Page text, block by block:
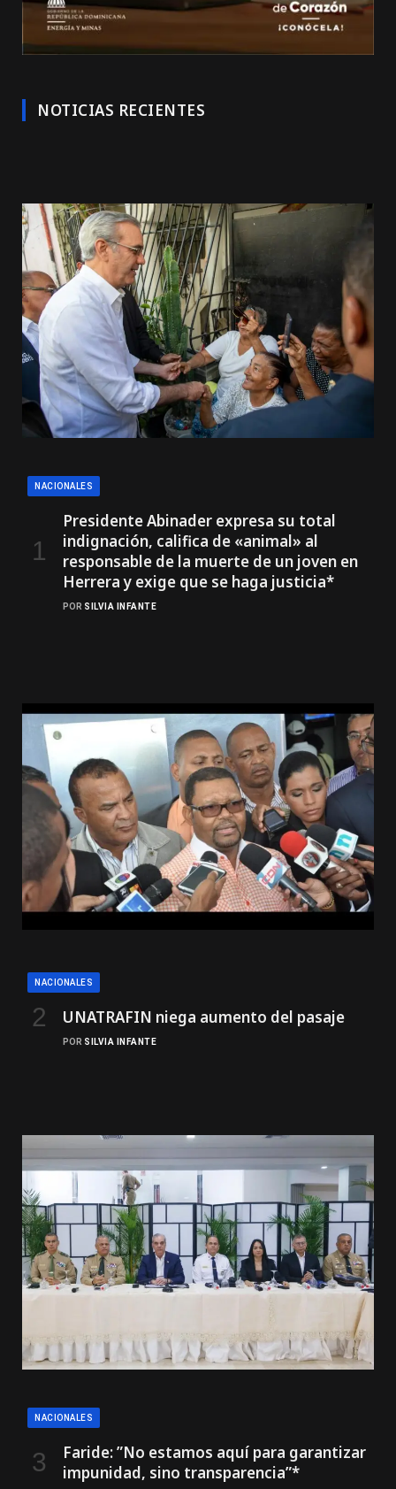
NOTICIAS RECIENTES
NACIONALES
Presidente Abinader expresa su total
indignación, califica de «animal» al
responsable de la muerte de un joven en
Herrera y exige que se haga justicia*
POR SILVIA INFANTE
NACIONALES
UNATRAFIN niega aumento del pasaje
POR SILVIA INFANTE
NACIONALES
Faride: ”No estamos aquí para garantizar
impunidad, sino transparencia”*